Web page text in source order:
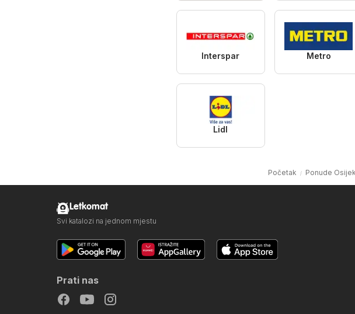
Interspar Metro
Lidl
Početak Ponude Osijek
Letkomat
Svi katalozi na jednom mjestu
Prati nas